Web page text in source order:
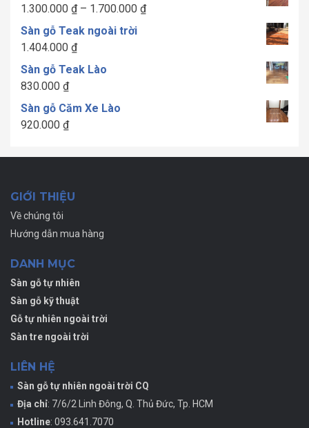
1.300.000 ₫ – 1.700.000 ₫Khoảng
Sàn gỗ Teak ngoài trời
1.404.000 ₫
Sàn gỗ Teak Lào
830.000 ₫
Sàn gỗ Căm Xe Lào
920.000 ₫
GIỚI THIỆU
Về chúng tôi
Hướng dẫn mua hàng
DANH MỤC
Sàn gỗ tự nhiên
Sàn gỗ kỹ thuật
Gỗ tự nhiên ngoài trời
Sàn tre ngoài trời
LIÊN HỆ
Sàn gỗ tự nhiên ngoài trời CQ
Địa chỉ: 7/6/2 Linh Đông, Q. Thủ Đức, Tp. HCM
Hotline: 093.641.7070